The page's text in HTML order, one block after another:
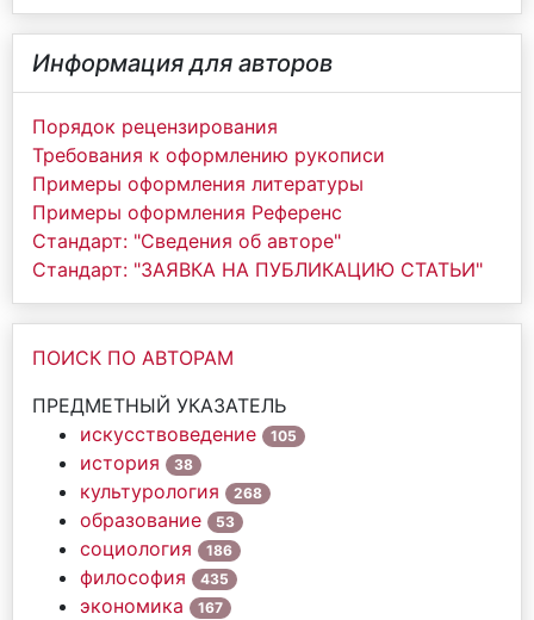
Информация для авторов
Порядок рецензирования
Требования к оформлению рукописи
Примеры оформления литературы
Примеры оформления Референс
Стандарт: "Сведения об авторе"
Стандарт: "ЗАЯВКА НА ПУБЛИКАЦИЮ СТАТЬИ"
ПОИСК ПО АВТОРАМ
ПРЕДМЕТНЫЙ УКАЗАТЕЛЬ
искусствоведение
105
история 38
культурология 268
образование 53
социология 186
философия 435
экономика 167